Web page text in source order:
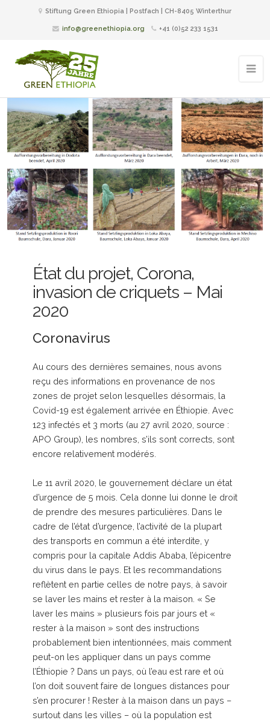
Stiftung Green Ethiopia | Postfach | CH-8405 Winterthur
info@greenethiopia.org +41 (0)52 233 1531
État du projet, Corona,
invasion de criquets – Mai
2020
Coronavirus
Au cours des dernières semaines, nous avons
reçu des informations en provenance de nos
zones de projet selon lesquelles désormais, la
Covid-19 est également arrivée en Éthiopie. Avec
123 infectés et 3 morts (au 27 avril 2020, source :
APO Group), les nombres, s’ils sont corrects, sont
encore relativement modérés.
Le 11 avril 2020, le gouvernement déclare un état
d’urgence de 5 mois. Cela donne lui donne le droit
de prendre des mesures particulières. Dans le
cadre de l’état d’urgence, l’activité de la plupart
des transports en commun a été interdite, y
compris pour la capitale Addis Ababa, l’épicentre
du virus dans le pays. Et les recommandations
reflètent en partie celles de notre pays, à savoir
se laver les mains et rester à la maison. « Se
laver les mains » plusieurs fois par jours et «
rester à la maison » sont des instructions
probablement bien intentionnées, mais comment
peut-on les appliquer dans un pays comme
l’Éthiopie ? Dans un pays, où l’eau est rare et où
l’on doit souvent faire de longues distances pour
s’en procurer ! Rester à la maison dans un pays –
surtout dans les villes – où la population est